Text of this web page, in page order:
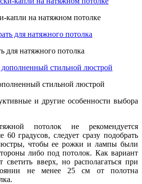
капли на натяжном потолке
для натяжного потолка
стильной люстрой
и другие особенности выбора
потолок не рекомендуется
60 градусов, следует сразу подобрать
чтобы ее рожки и лампы были
либо под потолок. Как вариант
вверх, но располагаться при
не менее 25 см от полотна